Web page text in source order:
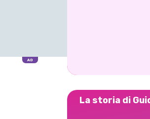
La storia di